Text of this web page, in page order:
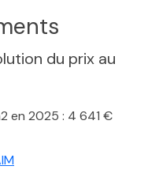
du prix au
en 2025 : 4 641 €